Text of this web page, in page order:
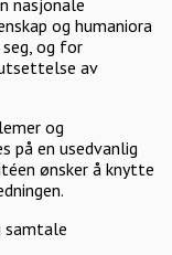
nasjonale
og humaniora
og for
av
og
på en usedvanlig
ønsker å knytte
samtale